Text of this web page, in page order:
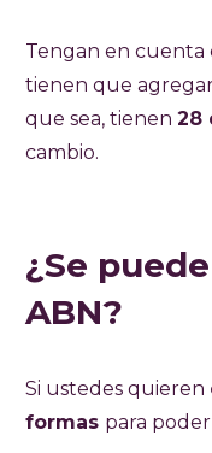
Tengan en cuenta
tienen que
que sea, tienen 28
cambio.
¿Se
ABN?
Si ustedes quieren
formas para